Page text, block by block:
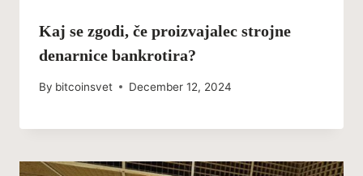
Kaj se zgodi, če proizvajalec strojne
denarnice bankrotira?
By bitcoinsvet December 12, 2024